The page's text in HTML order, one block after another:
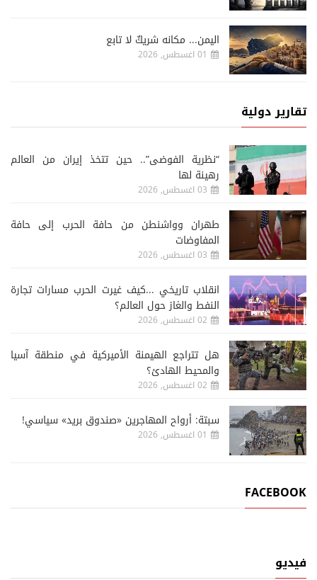
اليمن... مكانه شريكٌ لا تابع
01 اغسطس, 2026
تقارير دولية
“نظرية الفوضى”.. حين تتخذ إيران من العالم
رهينة لها
03 اغسطس, 2026
طهران وواشنطن من حافة الحرب إلى حافة
المفاوضات
03 اغسطس, 2026
انقلاب تاريخي ...كيف غيرت الحرب مسارات تجارة
النفط والغاز حول العالم؟
02 اغسطس, 2026
هل تتراجع الهيمنة الأميركية في منطقة آسيا
والمحيط الهادئ؟
02 اغسطس, 2026
سبتة: أرواح المهاجرين «صندوق بريد» سياسي!
01 اغسطس, 2026
FACEBOOK
فيديو